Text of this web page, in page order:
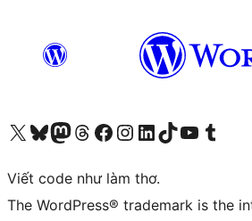
Truy cập tài khoản X (trước đây là Twitter) của chúng tôiVisit our Bluesky account
Visit our Mastodon account
Visit our Threads account
Xem trang Facebook của chúng tôiTruy cập tài khoản Instagram của chúng tôiTruy cập tài khoản LinkedIn của chúng tôiVisit our TikTok account
Truy cập kênh YouTube của chúng tôi Visit our Tumblr
Viết code như làm thơ.
The WordPress® trademark is the